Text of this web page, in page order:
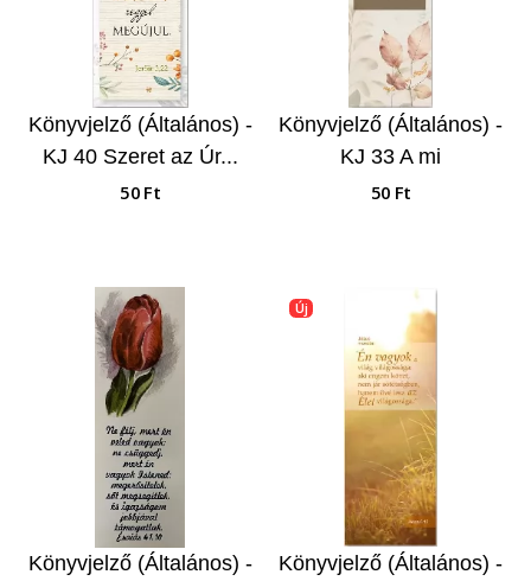
Könyvjelző (Általános) -
KJ 40 Szeret az Úr...
50 Ft
Könyvjelző (Általános) -
KJ 33 A mi
segítségünk...
50 Ft
Könyvjelző (Általános) -
Új
Könyvjelző (Általános) -